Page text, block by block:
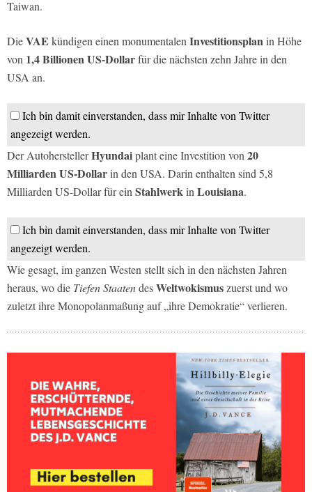
Taiwan.
DieVAE kündigen einen monumentalenInvestitionsplanin Höhe
von 1,4 Billionen US-Dollarfür die nächsten zehn Jahre in den
USA an.
Ich bin damit einverstanden, dass mir Inhalte von Twitter
angezeigt werden.
Der AutoherstellerHyundaiplant eine Investition von20
Milliarden US-Dollarin den USA. Darin enthalten sind 5,8
Milliarden US-Dollar für einStahlwerkinLouisiana.
Ich bin damit einverstanden, dass mir Inhalte von Twitter
angezeigt werden.
Wie gesagt, im ganzen Westen stellt sich in den nächsten Jahren
heraus, wo die Tiefen StaatendesWeltwokismuszuerst und wo
zuletzt ihre Monopolanmaßung auf „ihre Demokratie“ verlieren.